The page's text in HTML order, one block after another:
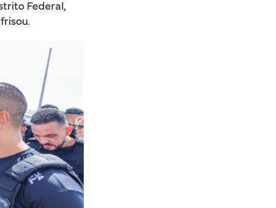
Federal,